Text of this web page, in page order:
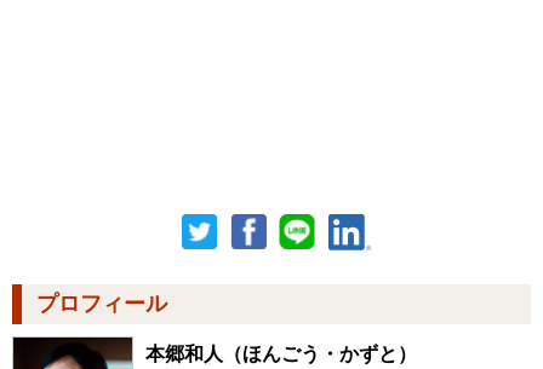
プロフィール
本郷和人
（ほんごう・かずと）